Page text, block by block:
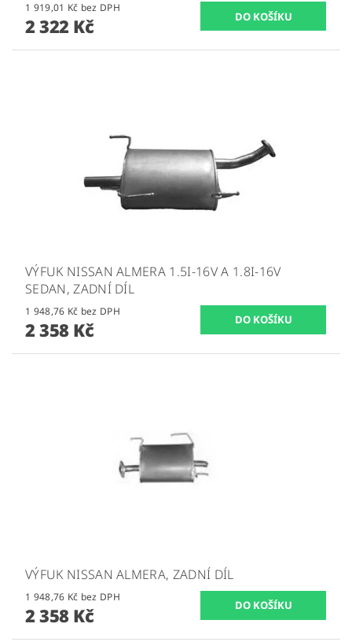
1 919,01 Kč bez DPH
2 322 Kč
VÝFUK NISSAN ALMERA 1.5I-16V A 1.8I-16V
SEDAN, ZADNÍ DÍL
1 948,76 Kč bez DPH
2 358 Kč
VÝFUK NISSAN ALMERA, ZADNÍ DÍL
1 948,76 Kč bez DPH
2 358 Kč